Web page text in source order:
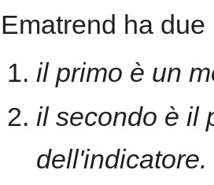
Ematrend ha due
il primo è un
il secondo è il
dell'indicatore.